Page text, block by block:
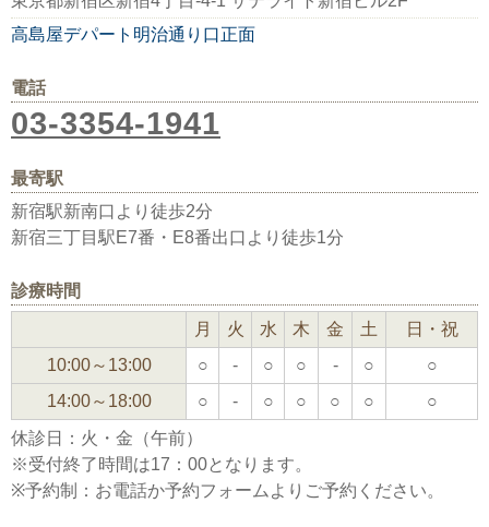
高島屋デパート明治通り口正面
電話
03-3354-1941
最寄駅
新宿駅新南口より徒歩2分
新宿三丁目駅E7番・E8番出口より徒歩1分
診療時間
月 火 水 木 金 土
日・祝
10:00～13:00
○ - ○ ○ - ○
○
14:00～18:00
○ - ○ ○ ○ ○
○
休診日：火・金（午前）
※受付終了時間は17：00となります。
※予約制：お電話か予約フォームよりご予約ください。